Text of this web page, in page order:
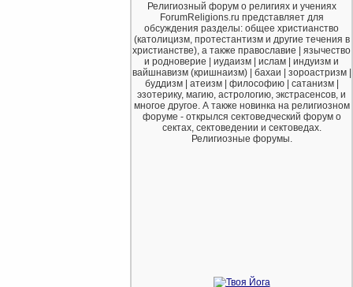
Религиозный форум о религиях и учениях
ForumReligions.ru представляет для
обсуждения разделы: общее христианство
(католицизм, протестантизм и другие течения в
христианстве), а также православие | язычество
и родноверие | иудаизм | ислам | индуизм и
вайшнавизм (кришнаизм) | бахаи | зороастризм |
буддизм | атеизм | философию | сатанизм |
эзотерику, магию, астрологию, экстрасенсов, и
многое другое. А также новинка на религиозном
форуме - открылся сектоведческий форум о
сектах, сектоведении и сектоведах.
Религиозные форумы.